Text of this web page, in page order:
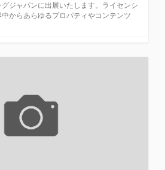
ジャパンに出展いたします。ライセンシ
からあらゆるプロパティやコンテンツ